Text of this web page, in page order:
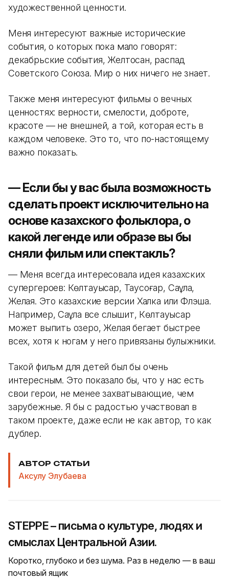
художественной ценности.
Меня интересуют важные исторические
события, о которых пока мало говорят:
декабрьские события, Желтоқсан, распад
Советского Союза. Мир о них ничего не знает.
Также меня интересуют фильмы о вечных
ценностях: верности, смелости, доброте,
красоте — не внешней, а той, которая есть в
каждом человеке. Это то, что по-настоящему
важно показать.
— Если бы у вас была возможность
сделать проект исключительно на
основе казахского фольклора, о
какой легенде или образе вы бы
сняли фильм или спектакль?
— Меня всегда интересовала идея казахских
супергероев: Көлтауысар, Таусоғар, Саққұлақ,
Желаяқ. Это казахские версии Халка или Флэша.
Например, Саққұлақ все слышит, Көлтауысар
может выпить озеро, Желаяқ бегает быстрее
всех, хотя к ногам у него привязаны булыжники.
Такой фильм для детей был бы очень
интересным. Это показало бы, что у нас есть
свои герои, не менее захватывающие, чем
зарубежные. Я бы с радостью участвовал в
таком проекте, даже если не как автор, то как
дублер.
АВТОР СТАТЬИ
Аксулу Элубаева
STEPPE – письма о культуре, людях и
смыслах Центральной Азии.
Коротко, глубоко и без шума. Раз в неделю — в ваш
почтовый ящик